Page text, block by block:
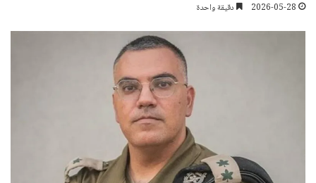
2026-05-28 دقيقة واحدة